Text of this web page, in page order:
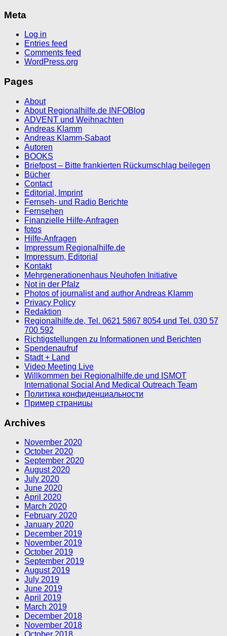
Meta
Log in
Entries feed
Comments feed
WordPress.org
Pages
About
About Regionalhilfe.de INFOBlog
ADVENT und Weihnachten
Andreas Klamm
Andreas Klamm-Sabaot
Autoren
BOOKS
Briefpost – Bitte frankierten Rückumschlag beilegen
Bücher
Contact
Editorial, Imprint
Fernseh- und Radio Berichte
Fernsehen
Finanzielle Hilfe-Anfragen
fotos
Hilfe-Anfragen
Impressum Regionalhilfe.de
Impressum, Editorial
Kontakt
Mehrgenerationenhaus Neuhofen Initiative
Not in der Pfalz
Photos of journalist and author Andreas Klamm
Privacy Policy
Redaktion
Regionalhilfe.de, Tel. 0621 5867 8054 und Tel. 030 57
700 592
Richtigstellungen zu Informationen und Berichten
Spendenaufruf
Stadt + Land
Video Meeting Live
Willkommen bei Regionalhilfe.de und ISMOT
International Social And Medical Outreach Team
Политика конфиденциальности
Пример страницы
Archives
November 2020
October 2020
September 2020
August 2020
July 2020
June 2020
April 2020
March 2020
February 2020
January 2020
December 2019
November 2019
October 2019
September 2019
August 2019
July 2019
June 2019
April 2019
March 2019
December 2018
November 2018